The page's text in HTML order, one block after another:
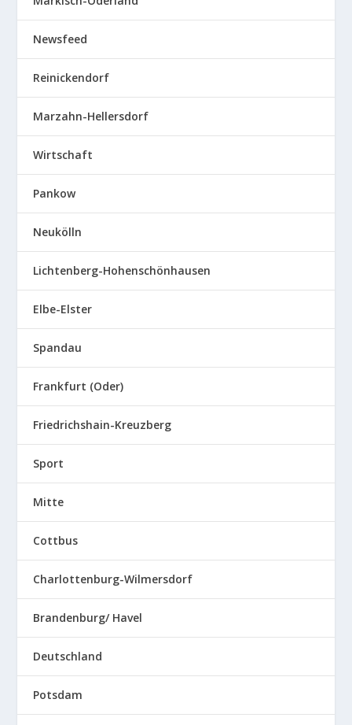
Newsfeed
Reinickendorf
Marzahn-Hellersdorf
Wirtschaft
Pankow
Neukölln
Lichtenberg-Hohenschönhausen
Elbe-Elster
Spandau
Frankfurt (Oder)
Friedrichshain-Kreuzberg
Sport
Mitte
Cottbus
Charlottenburg-Wilmersdorf
Brandenburg/ Havel
Deutschland
Potsdam